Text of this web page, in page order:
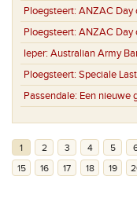
Ploegsteert: ANZAC Day
Ploegsteert: ANZAC Day
Ieper: Australian Army
Ploegsteert: Speciale
Passendale: Een nieuwe
1 2 3 4 5
15
16 17 18 19